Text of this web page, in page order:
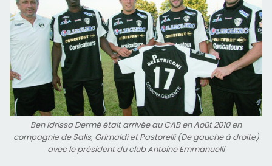
Ben Idrissa Dermé était arrivée au CAB en Août 2010 en
compagnie de Salis, Grimaldi et Pastorelli (De gauche à droite)
avec le président du club Antoine Emmanuelli